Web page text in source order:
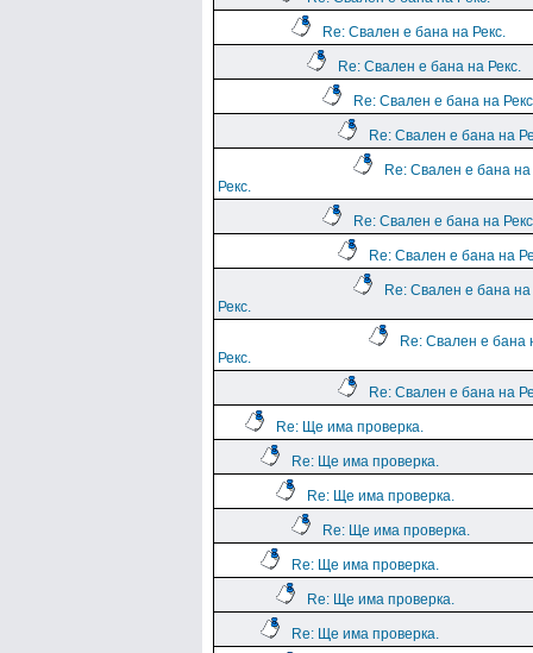
Re: Свален е бана на Рекс.
Re: Свален е бана на Рекс.
Re: Свален е бана на
Re: Свален е бана на
Re: Свален е бана на
Рекс.
Re: Свален е бана на
Re: Свален е бана на
Re: Свален е бана на
Рекс.
Re: Свален е бана
Рекс.
Re: Свален е бана на
Re: Ще има проверка.
Re: Ще има проверка.
Re: Ще има проверка.
Re: Ще има проверка.
Re: Ще има проверка.
Re: Ще има проверка.
Re: Ще има проверка.